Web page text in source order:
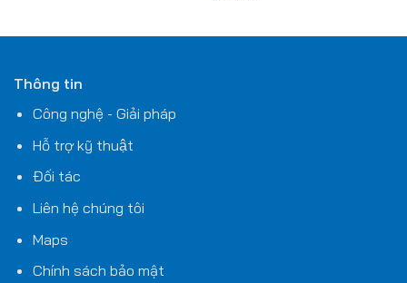
Thông tin
Công nghệ - Giải pháp
Hỗ trợ kỹ thuật
Đối tác
Liên hệ chúng tôi
Maps
Chính sách bảo mật